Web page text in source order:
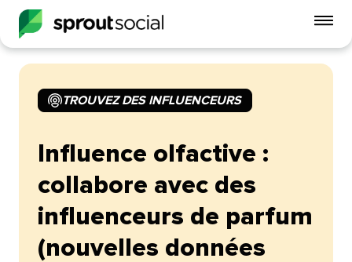
TROUVEZ DES INFLUENCEURS​​
Influence olfactive :
collabore avec des
influenceurs de parfum
(nouvelles données